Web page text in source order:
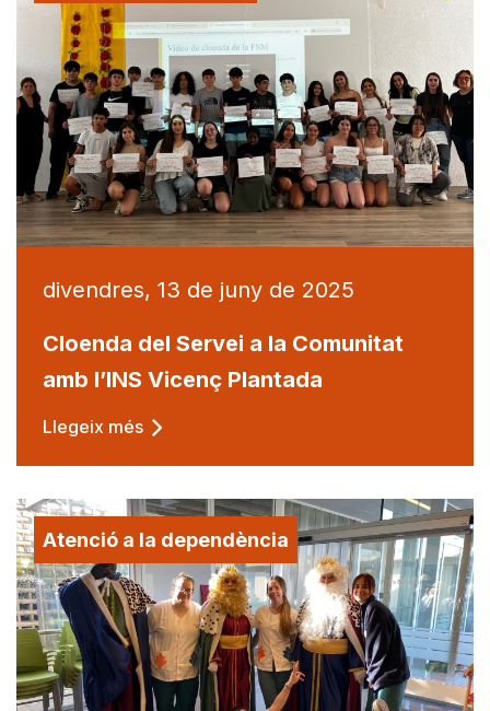
divendres, 13 de juny de 2025
Cloenda del Servei a la Comunitat
amb l’INS Vicenç Plantada
Llegeix més
Atenció a la dependència